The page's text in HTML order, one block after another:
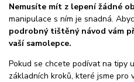
Nemusíte mít z lepení žádné
manipulace s ním je snadná.
podrobný tištěný návod vám
vaší samolepce.
Pokud se chcete podívat na tipy
základních kroků, které jsme pro